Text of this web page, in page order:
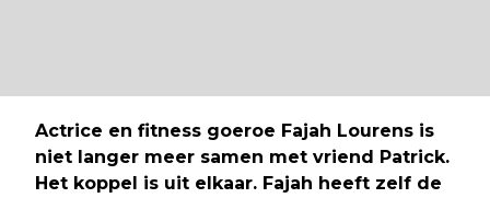
Actrice en fitness goeroe Fajah Lourens is
niet langer meer samen met vriend Patrick.
Het koppel is uit elkaar. Fajah heeft zelf de